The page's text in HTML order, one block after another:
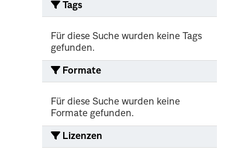
Tags
Für diese Suche wurden keine Tags
gefunden.
Formate
Für diese Suche wurden keine
Formate gefunden.
Lizenzen